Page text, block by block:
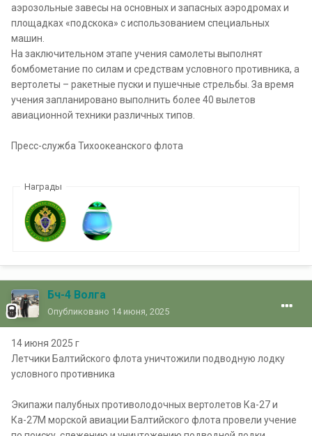
аэрозольные завесы на основных и запасных аэродромах и
площадках «подскока» с использованием специальных
машин.
На заключительном этапе учения самолеты выполнят
бомбометание по силам и средствам условного противника, а
вертолеты – ракетные пуски и пушечные стрельбы. За время
учения запланировано выполнить более 40 вылетов
авиационной техники различных типов.
Пресс-служба Тихоокеанского флота
Награды
Бч-4 Волга
Опубликовано 14 июня, 2025
14 июня 2025 г
Летчики Балтийского флота уничтожили подводную лодку
условного противника
Экипажи палубных противолодочных вертолетов Ка-27 и
Ка-27М морской авиации Балтийского флота провели учение